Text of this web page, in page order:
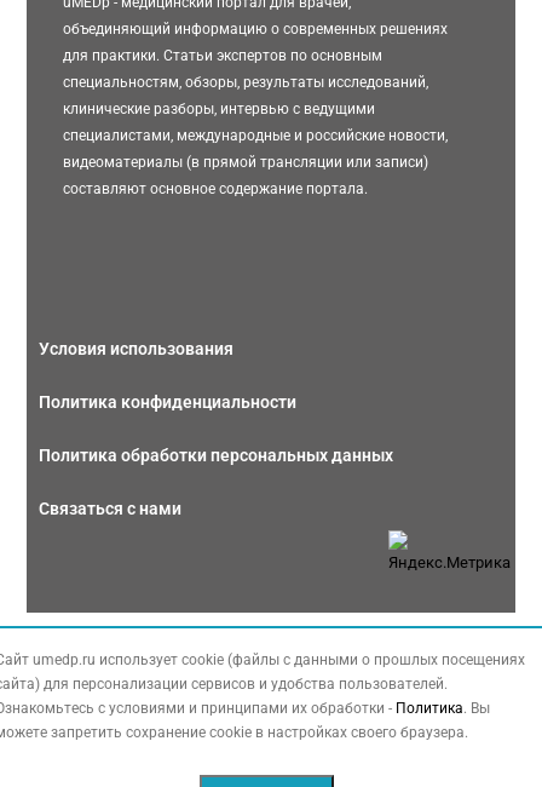
объединяющий информацию о современных решениях
для практики. Статьи экспертов по основным
специальностям, обзоры, результаты исследований,
клинические разборы, интервью с ведущими
специалистами, международные и российские новости,
видеоматериалы (в прямой трансляции или записи)
составляют основное содержание портала.
Условия использования
Политика конфиденциальности
Политика обработки персональных данных
Связаться с нами
содержит материалы, принадлежащие третьей стороне, охраняемые законом
РФ об авторских правах.
umedp.ru использует cookie (файлы с данными о прошлых посещениях
для персонализации сервисов и удобства пользователей.
с условиями и принципами их обработки - Политика. Вы
запретить сохранение cookie в настройках своего браузера.